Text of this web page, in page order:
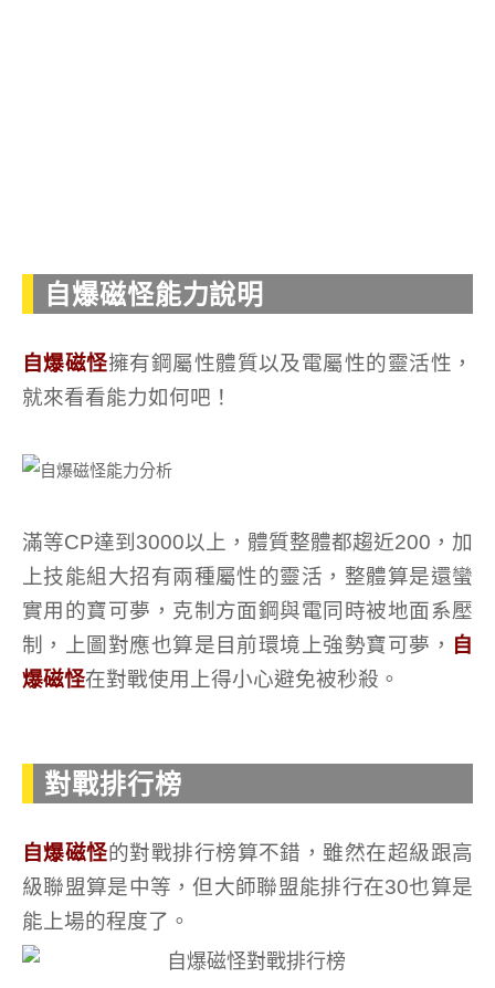
自爆磁怪能力說明
自爆磁怪擁有鋼屬性體質以及電屬性的靈活性，
就來看看能力如何吧！
滿等CP達到3000以上，體質整體都趨近200，加
上技能組大招有兩種屬性的靈活，整體算是還蠻
實用的寶可夢，克制方面鋼與電同時被地面系壓
制，上圖對應也算是目前環境上強勢寶可夢， 自
爆磁怪在對戰使用上得小心避免被秒殺。
對戰排行榜
自爆磁怪的對戰排行榜算不錯，雖然在超級跟高
級聯盟算是中等，但大師聯盟能排行在30也算是
能上場的程度了。